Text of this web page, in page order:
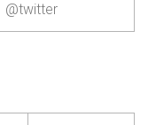
@twitter